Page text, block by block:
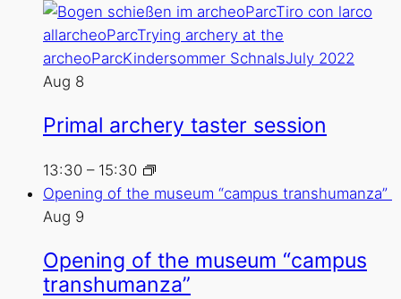
Aug 8
Primal archery taster session
13:30 – 15:30
Opening of the museum “campus transhumanza”
Aug 9
Opening of the museum “campus
transhumanza”